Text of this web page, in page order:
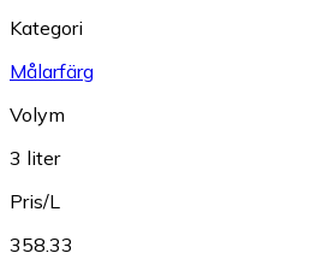
Kategori
Målarfärg
Volym
3 liter
Pris/L
358.33